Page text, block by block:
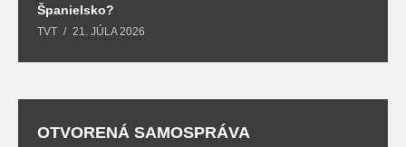
Španielsko?
TVT 21. JÚLA 2026
OTVORENÁ SAMOSPRÁVA